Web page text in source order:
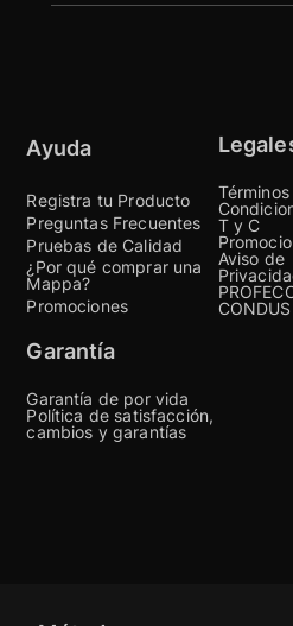
Ayuda
Registra tu Producto
Preguntas Frecuentes
Pruebas de Calidad
¿Por qué comprar una
Mappa?
Promociones
Términos
T y C
Aviso de
Garantía
Garantía de por vida
Política de satisfacción,
cambios y garantías